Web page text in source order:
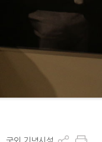
MI/캐릭터